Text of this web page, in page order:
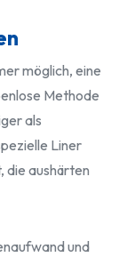
möglich, eine
Methode
als
Liner
die aushärten
und